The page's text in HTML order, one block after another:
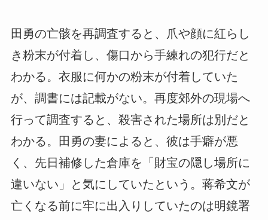
田勇の亡骸を再調査すると、爪や顔に紅らし
き粉末が付着し、傷口から手練れの犯行だと
わかる。衣服に何かの粉末が付着していた
が、調書には記載がない。再度郊外の現場へ
行って調査すると、殺害された場所は別だと
わかる。田勇の妻によると、彼は手癖が悪
く、先日補修した倉庫を「財宝の隠し場所に
違いない」と気にしていたという。蒋希文が
亡くなる前に牢に出入りしていたのは明鏡署